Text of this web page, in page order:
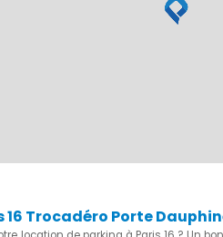
Trocadéro Porte